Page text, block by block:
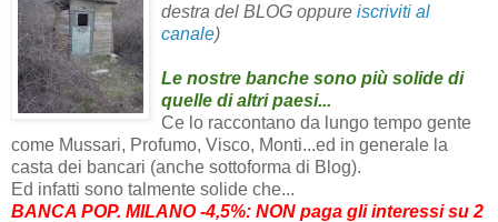
destra del BLOG oppure iscriviti al
canale)
Le nostre banche sono più solide di
quelle di altri paesi...
Ce lo raccontano da lungo tempo gente
come Mussari, Profumo, Visco, Monti...ed in generale la
casta dei bancari (anche sottoforma di Blog).
Ed infatti sono talmente solide che...
BANCA POP. MILANO -4,5%: NON paga gli interessi su 2